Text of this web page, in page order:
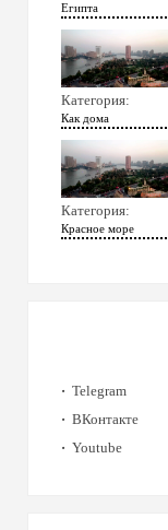
Египта
Категория:
Как дома
Категория:
Красное море
Telegram
ВКонтакте
Youtube